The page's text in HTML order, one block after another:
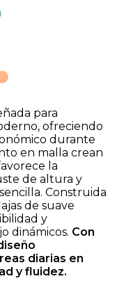
para
ofreciendo
durante
en malla crean
la
de altura y
Construida
de suave
y
dinámicos. Con
diarias en
y fluidez.